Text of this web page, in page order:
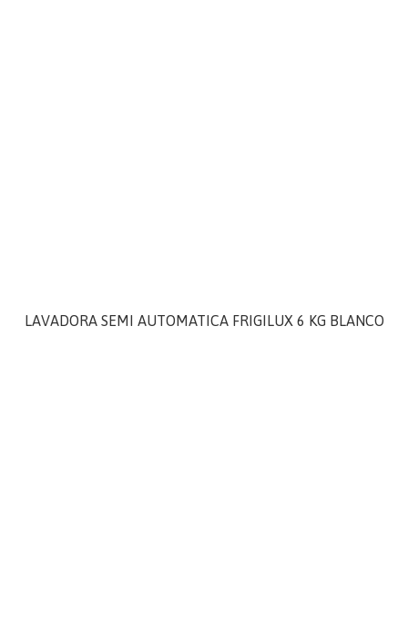
LAVADORA SEMI AUTOMATICA FRIGILUX 6 KG BLANCO